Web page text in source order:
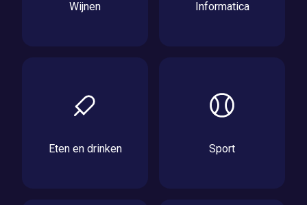
Wijnen Informatica
Eten en drinken Sport